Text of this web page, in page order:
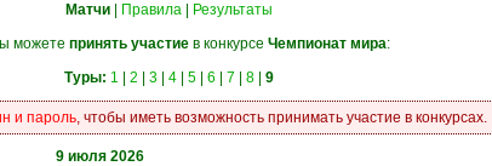
Матчи
Правила
Результаты
можете принять участие в конкурсе Чемпионат мира:
Туры: 1 2 3 4 5 6 7 8 9
и пароль, чтобы иметь возможность принимать участие в конкурсах.
9 июля 2026